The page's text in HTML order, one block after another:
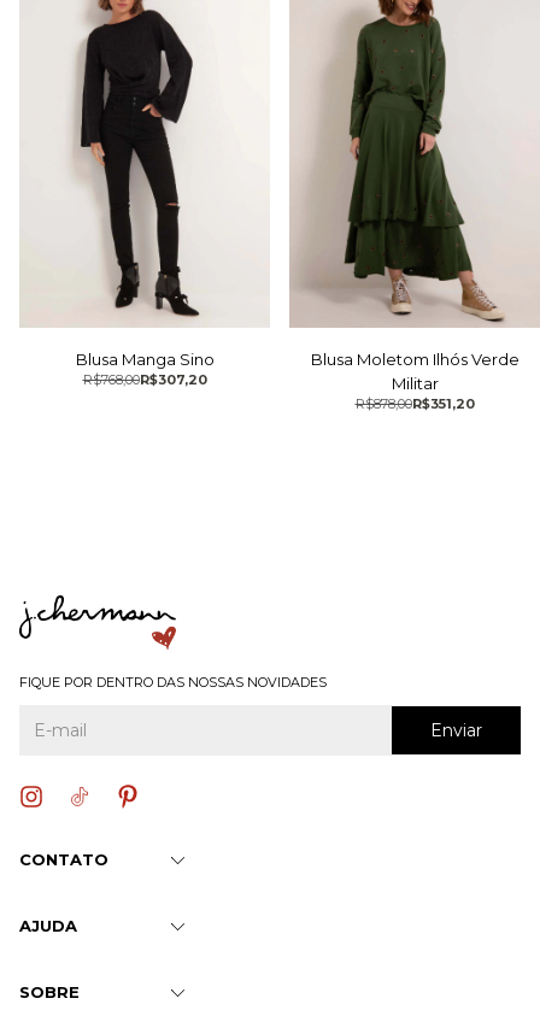
Blusa Manga Sino
R$307,20
R$768,00
Blusa Moletom Ilhós Verde
Militar
R$351,20
R$878,00
FIQUE POR DENTRO DAS NOSSAS NOVIDADES
CONTATO
AJUDA
SOBRE